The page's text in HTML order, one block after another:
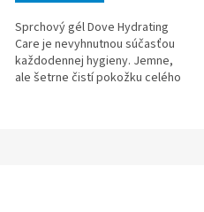
Sprchový gél Dove Hydrating
Care je nevyhnutnou súčasťou
každodennej hygieny. Jemne,
ale šetrne čistí pokožku celého